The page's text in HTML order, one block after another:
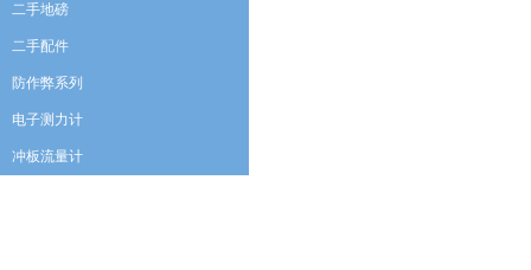
二手地磅
二手配件
防作弊系列
电子测力计
冲板流量计